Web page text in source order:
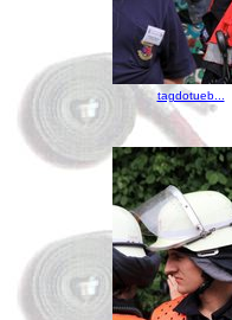
tagdotueb...